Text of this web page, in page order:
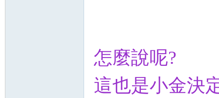
怎麼說呢?
這也是小金決